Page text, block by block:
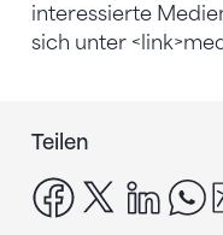
interessierte
sich unter
Teilen
facebook
x